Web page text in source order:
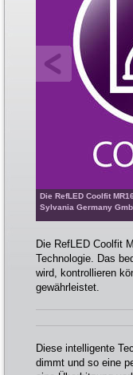
Die RefLED Coolfit
Sylvania Germany
Die RefLED Coolfit
Technologie. Das
wird, kontrollieren
gewährleistet.
Diese intelligente
dimmt und so eine